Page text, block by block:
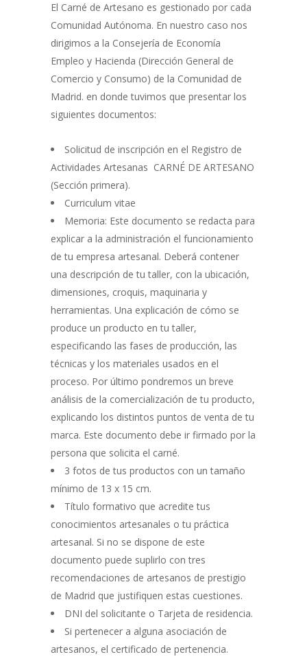
El Carné de Artesano es gestionado por cada
Comunidad Autónoma. En nuestro caso nos
dirigimos a la Consejería de Economía
Empleo y Hacienda (Dirección General de
Comercio y Consumo) de la Comunidad de
Madrid. en donde tuvimos que presentar los
siguientes documentos:
Solicitud de inscripción en el Registro de
Actividades Artesanas CARNÉ DE ARTESANO
(Sección primera).
Curriculum vitae
Memoria: Este documento se redacta para
explicar a la administración el funcionamiento
de tu empresa artesanal. Deberá contener
una descripción de tu taller, con la ubicación,
dimensiones, croquis, maquinaria y
herramientas. Una explicación de cómo se
produce un producto en tu taller,
especificando las fases de producción, las
técnicas y los materiales usados en el
proceso. Por último pondremos un breve
análisis de la comercialización de tu producto,
explicando los distintos puntos de venta de tu
marca. Este documento debe ir firmado por la
persona que solicita el carné.
3 fotos de tus productos con un tamaño
mínimo de 13 x 15 cm.
Título formativo que acredite tus
conocimientos artesanales o tu práctica
artesanal. Si no se dispone de este
documento puede suplirlo con tres
recomendaciones de artesanos de prestigio
de Madrid que justifiquen estas cuestiones.
DNI del solicitante o Tarjeta de residencia.
Si pertenecer a alguna asociación de
artesanos, el certificado de pertenencia.